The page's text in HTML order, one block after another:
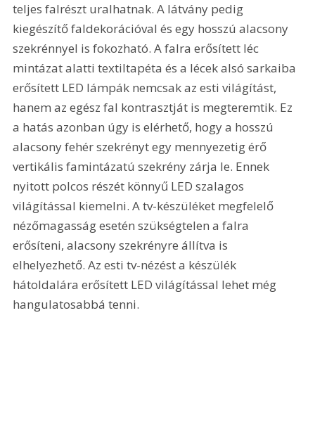
teljes falrészt uralhatnak. A látvány pedig
kiegészítő faldekorá­cióval és egy hosszú alacsony
szekrénnyel is fokozható. A falra erősített léc
mintázat alatti textiltapéta és a lécek alsó sarkaiba
erősített LED lámpák nemcsak az esti világítást,
hanem az egész fal kontrasztját is megteremtik. Ez
a hatás azonban úgy is elérhető, hogy a hosszú
alacsony fehér szekrényt egy mennyezetig érő
vertikális famintázatú szekrény zárja le. Ennek
nyitott polcos részét könnyű LED szalagos
világítással kiemelni. A tv-készüléket megfelelő
nézőmagasság esetén szükségtelen a falra
erősíteni, alacsony szekrényre állítva is
elhelyezhető. Az esti tv-nézést a készülék
hátoldalára erősített LED világítással lehet még
hangulatosabbá tenni.